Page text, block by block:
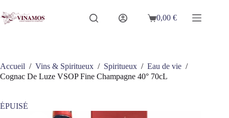
au
contenu
Panier
0,00€
Accueil / Vins & Spiritueux / Spiritueux / Eau de vie /
Cognac De Luze VSOP Fine Champagne 40° 70cL
ÉPUISÉ